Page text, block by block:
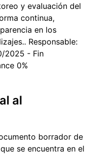
y evaluación del
continua,
en los
Responsable:
2025 - Fin
0%
al
borrador de
se encuentra en el